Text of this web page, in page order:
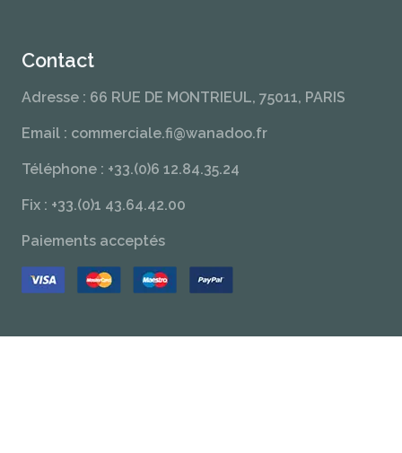
Contact
Adresse : 66 RUE DE MONTRIEUL, 75011, PARIS
Email : commerciale.fi@wanadoo.fr
Téléphone : +33.(0)6 12.84.35.24
Fix : +33.(0)1 43.64.42.00
Paiements acceptés